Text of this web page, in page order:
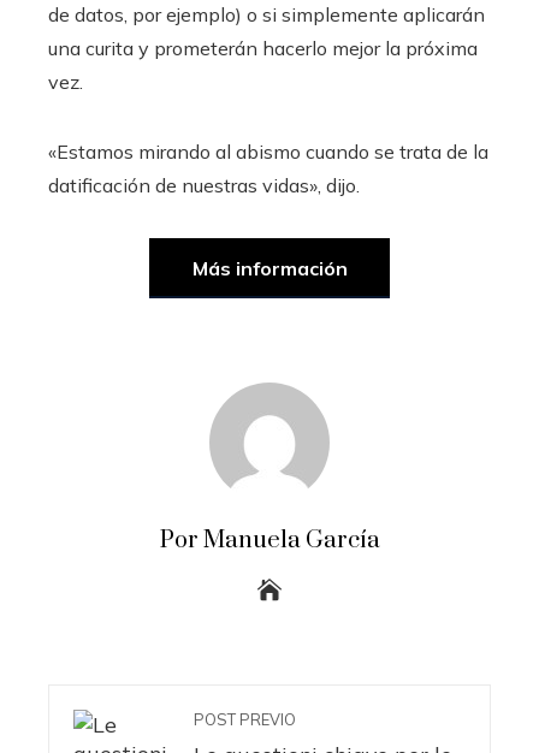
de datos, por ejemplo) o si simplemente aplicarán
una curita y prometerán hacerlo mejor la próxima
vez.
«Estamos mirando al abismo cuando se trata de la
datificación de nuestras vidas», dijo.
Más información
Por Manuela García
POST PREVIO